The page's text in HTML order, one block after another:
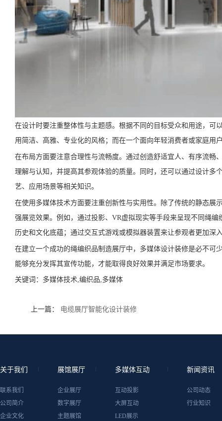
在设计时要注重整体性与主题感。根据不同的目标受众和用途，
用简洁、高雅、专业化的风格；而在一个面向年轻消费者或家庭用
在布局方面要注意合理性与流畅度。通过创造舒适宜人、有序流
理解与认知，并提高其参观体验的质量。同时，还可以通过设计
艺、应用场景等相关知识。
在使用多媒体技术方面要注重创新性与实用性。除了传统的静态
强展览效果。例如，通过投影、VR虚拟现实等手段来呈现不同绳
历史和文化底蕴；通过交互式游戏或模拟器装置来让参观者更加深
在建立一个成功的绳编织品制造展厅中，多媒体设计装修是必不
能够充分发挥其宣传功能，才能取得良好效果并满足市场要求。
关键词： 多媒体技术,编织品,多媒体
上一篇： 电缆展厅智能化设计装修
关于我们
联系我们
公司简介
企业文化
展馆展厅
企业展厅
数字展厅
主题展馆
多媒体互动
互动投影
大屏互动
LED展示
新闻资讯
公司动态
行业知识